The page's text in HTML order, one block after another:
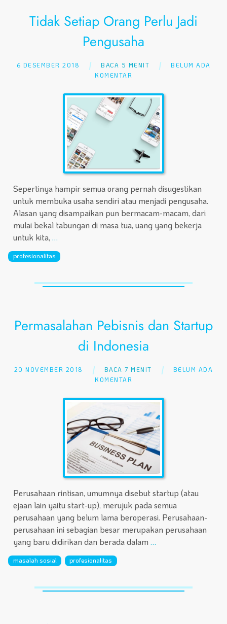
Tidak Setiap Orang Perlu Jadi
Pengusaha
6 DESEMBER 2018 BACA 5 MENIT
BELUM ADA
KOMENTAR
Sepertinya hampir semua orang pernah disugestikan
untuk membuka usaha sendiri atau menjadi pengusaha.
Alasan yang disampaikan pun bermacam-macam, dari
mulai bekal tabungan di masa tua, uang yang bekerja
untuk kita, …
profesionalitas
Permasalahan Pebisnis dan Startup
di Indonesia
20 NOVEMBER 2018 BACA 7 MENIT
BELUM ADA
KOMENTAR
Perusahaan rintisan, umumnya disebut startup (atau
ejaan lain yaitu start-up), merujuk pada semua
perusahaan yang belum lama beroperasi. Perusahaan-
perusahaan ini sebagian besar merupakan perusahaan
yang baru didirikan dan berada dalam …
masalah sosial profesionalitas